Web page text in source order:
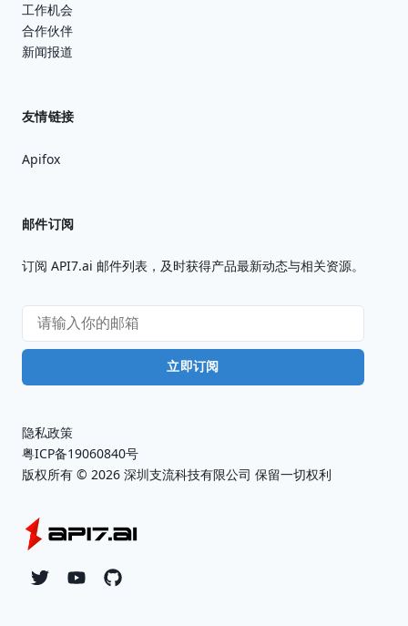
工作机会
合作伙伴
新闻报道
友情链接
Apifox
邮件订阅
订阅 API7.ai 邮件列表，及时获得产品最新动态与相关资源。
立即订阅
TwitterYouTubeGithub
隐私政策
粤ICP备19060840号
版权所有 © 2026 深圳支流科技有限公司 保留一切权利